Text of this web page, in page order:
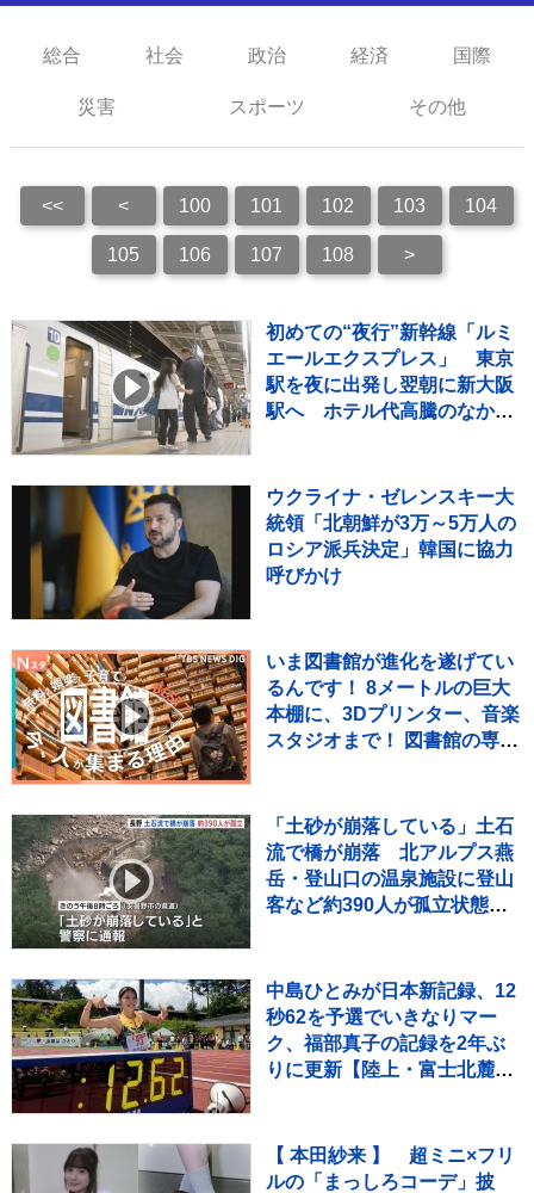
総合 社会 政治 経済 国際
災害 スポーツ その他
<< < 100 101 102 103 104
105 106 107 108 >
初めての“夜行”新幹線「ルミ
エールエクスプレス」 東京
駅を夜に出発し翌朝に新大阪
駅へ ホテル代高騰のなかレ
ウクライナ・ゼレンスキー大
統領「北朝鮮が3万～5万人の
ロシア派兵決定」韓国に協力
呼びかけ
いま図書館が進化を遂げてい
るんです！ 8メートルの巨大
本棚に、3Dプリンター、音楽
スタジオまで！ 図書館の専門
「土砂が崩落している」土石
流で橋が崩落 北アルプス燕
岳・登山口の温泉施設に登山
客など約390人が孤立状態
中島ひとみが日本新記録、12
秒62を予選でいきなりマー
ク、福部真子の記録を2年ぶ
りに更新【陸上・富士北麓ワ
【 本田紗来 】 超ミニ×フリ
ルの「まっしろコーデ」披